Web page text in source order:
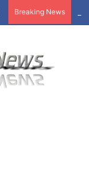
Breaking News